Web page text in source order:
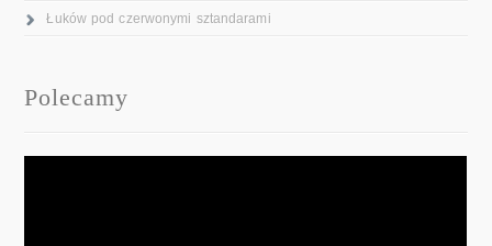
Łuków pod czerwonymi sztandarami
Polecamy